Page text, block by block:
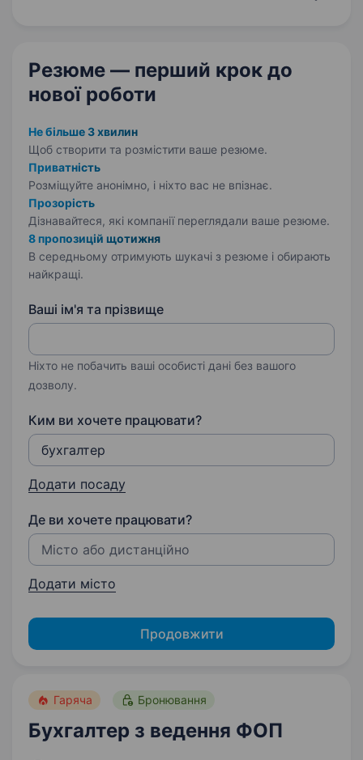
Резюме — перший крок до
нової роботи
Не більше 3 хвилин
Щоб створити та розмістити ваше резюме.
Приватність
Розміщуйте анонімно, і ніхто вас не впізнає.
Прозорість
Дізнавайтеся, які компанії переглядали ваше резюме.
8 пропозицій щотижня
В середньому отримують шукачі з резюме і обирають
найкращі.
Ваші ім'я та прізвище
Ніхто не побачить ваші особисті дані без вашого
дозволу.
Ким ви хочете працювати?
Додати посаду
Де ви хочете працювати?
Додати місто
Продовжити
Гаряча Бронювання
Бухгалтер з ведення ФОП